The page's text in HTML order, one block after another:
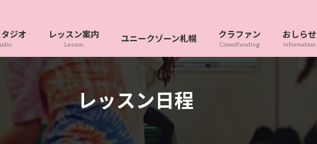
ジオ レッスン案内
Lesson
ユニークゾーン札幌 クラファン
Crowdfunding
おしらせ
Information
レッスン日程